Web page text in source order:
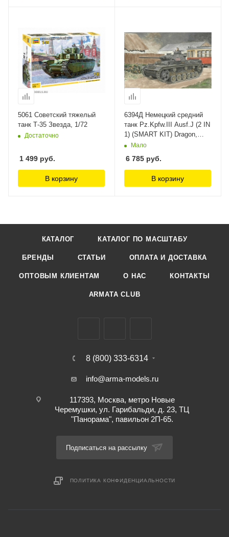
5061 Советский тяжелый
танк Т-35 Звезда, 1/72
Достаточно
1 499 руб.
В корзину
6394Д Немецкий средний
танк Pz.Kpfw.III Ausf.J (2 IN
1) (SMART KIT) Dragon,
1/35Мало
6 785 руб.
В корзину
КАТАЛОГ КАТАЛОГ ПО МАСШТАБУ
БРЕНДЫ СТАТЬИ ОПЛАТА И ДОСТАВКА
ОПТОВЫМ КЛИЕНТАМ О НАС КОНТАКТЫ
ARMATA CLUB
8 (800) 333-6314
info@arma-models.ru
117393, Москва, метро Новые
Черемушки, ул. Гарибальди, д. 23, ТЦ
"Панорама", павильон 2П-65.
Подписаться на рассылку
ПОЛИТИКА КОНФИДЕНЦИАЛЬНОСТИ